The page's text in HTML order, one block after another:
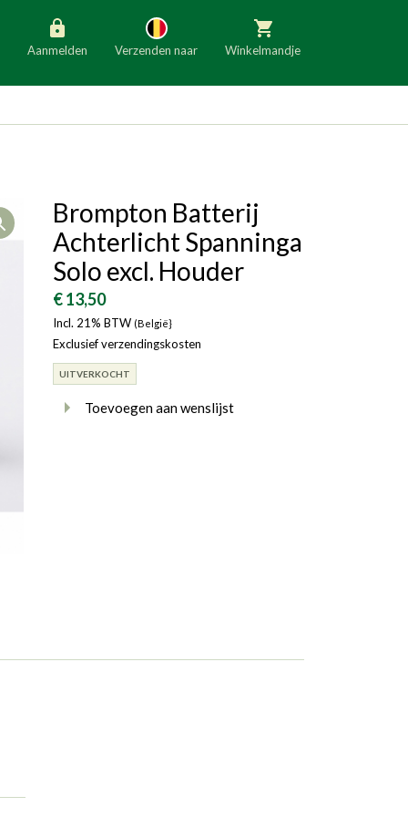
Aanmelden Verzenden naar
Slovenië Italië
Denemarken Finland
Bulgarije
Winkelmandje
Open
Brompton Batterij
Achterlicht Spanninga
Solo excl. Houder
€ 13,50
Incl. 21% BTW (België}
Exclusief verzendingskosten
UITVERKOCHT
Toevoegen aan wenslijst